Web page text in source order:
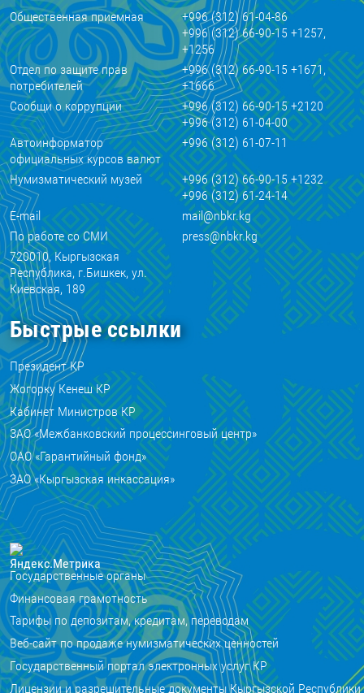
Общественная приемная
+996 (312) 61-04-86
+996 (312) 66-90-15 +1257,
+1256
Отдел по защите прав
потребителей
+996 (312) 66-90-15 +1671,
+1666
Сообщи о коррупции
+996 (312) 66-90-15 +2120
+996 (312) 61-04-00
Автоинформатор
официальных курсов валют
+996 (312) 61-07-11
Нумизматический музей
+996 (312) 66-90-15 +1232
+996 (312) 61-24-14
E-mail
mail@nbkr.kg
По работе со СМИ
press@nbkr.kg
720010, Кыргызская
Республика, г.Бишкек, ул.
Киевская, 189
Быстрые ссылки
Президент КР
Жогорку Кенеш КР
Кабинет Министров КР
ЗАО «Межбанковский процессинговый центр»
ОАО «Гарантийный фонд»
ЗАО «Кыргызская инкассация»
Государственные органы
Финансовая грамотность
Тарифы по депозитам, кредитам, переводам
Веб-сайт по продаже нумизматических ценностей
Государственный портал электронных услуг КР
Лицензии и разрешительные документы Кыргызской Республики